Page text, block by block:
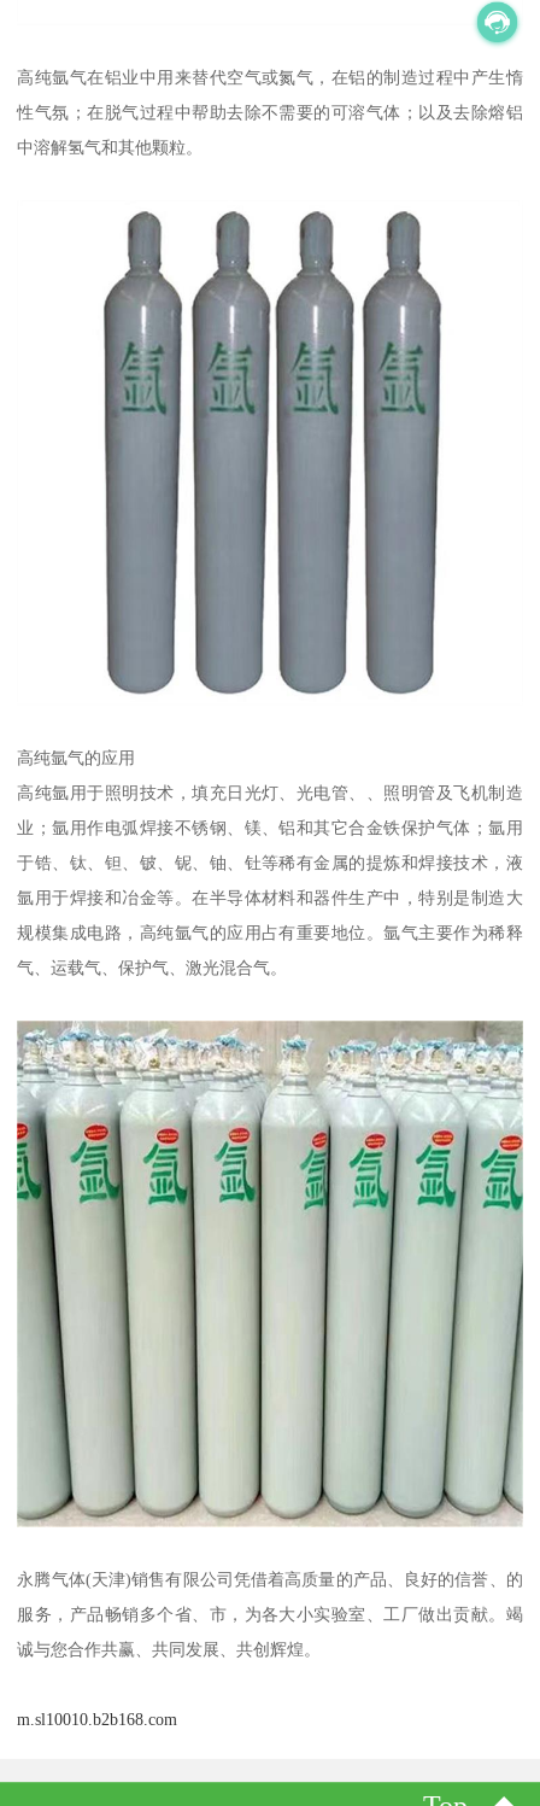
高纯氩气在铝业中用来替代空气或氮气，在铝的制造过程中产生惰
性气氛；在脱气过程中帮助去除不需要的可溶气体；以及去除熔铝
中溶解氢气和其他颗粒。
高纯氩气的应用
高纯氩用于照明技术，填充日光灯、光电管、、照明管及飞机制造
业；氩用作电弧焊接不锈钢、镁、铝和其它合金铁保护气体；氩用
于锆、钛、钽、铍、铌、铀、钍等稀有金属的提炼和焊接技术，液
氩用于焊接和冶金等。在半导体材料和器件生产中，特别是制造大
规模集成电路，高纯氩气的应用占有重要地位。氩气主要作为稀释
气、运载气、保护气、激光混合气。
永腾气体(天津)销售有限公司凭借着高质量的产品、良好的信誉、的
服务，产品畅销多个省、市，为各大小实验室、工厂做出贡献。竭
诚与您合作共赢、共同发展、共创辉煌。
m.sl10010.b2b168.com